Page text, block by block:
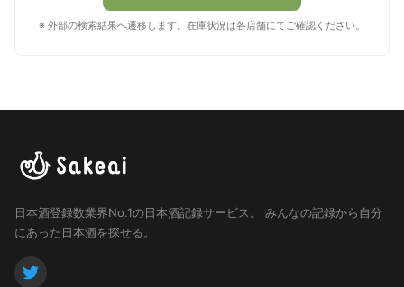
※ 外部の検索結果へ遷移します。在庫状況は各店舗にてご確認ください。
日本酒登録数業界No.1の日本酒記録サービス。
みんなの記録から自分
にあった日本酒を探せる。